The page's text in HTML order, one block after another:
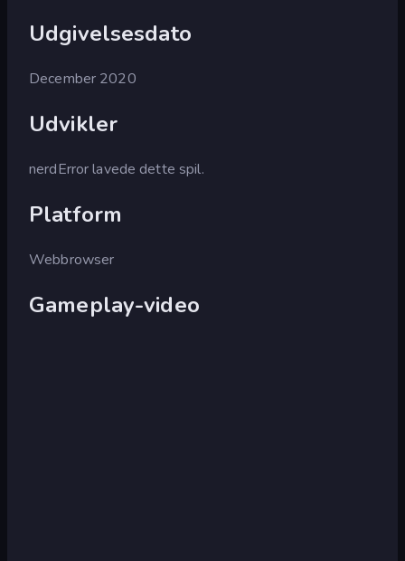
Udgivelsesdato
December 2020
Udvikler
nerdError lavede dette spil.
Platform
Webbrowser
Gameplay-video